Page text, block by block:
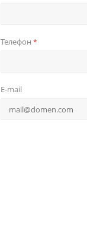
Телефон*
E-mail